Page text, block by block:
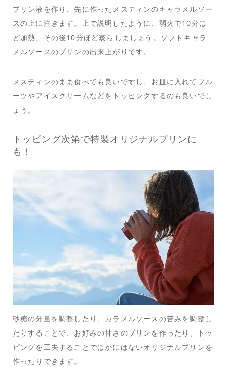
プリン液を作り、先に作ったメスティンのキャラメルソー
スの上に注ぎます。上で説明したように、弱火で10分ほ
ど加熱、その後10分ほど蒸らしましょう。ソフトキャラ
メルソースのプリンの出来上がりです。
メスティンのまま食べても良いですし、お皿に入れてフル
ーツやアイスクリームなどをトッピングするのも良いでし
ょう。
トッピング次第で特製オリジナルプリンに
も！
砂糖の分量を調整したり、カラメルソースの苦みを調整し
たりすることで、お好みの甘さのプリンを作ったり、トッ
ピングを工夫することでほかにはないオリジナルプリンを
作ったりできます。